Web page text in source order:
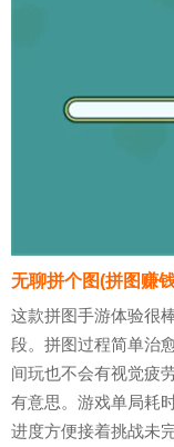
无聊拼个图(拼图赚
这款拼图手游体验很
段。拼图过程简单治
间玩也不会有视觉疲
有意思。游戏单局耗
进度方便接着挑战未